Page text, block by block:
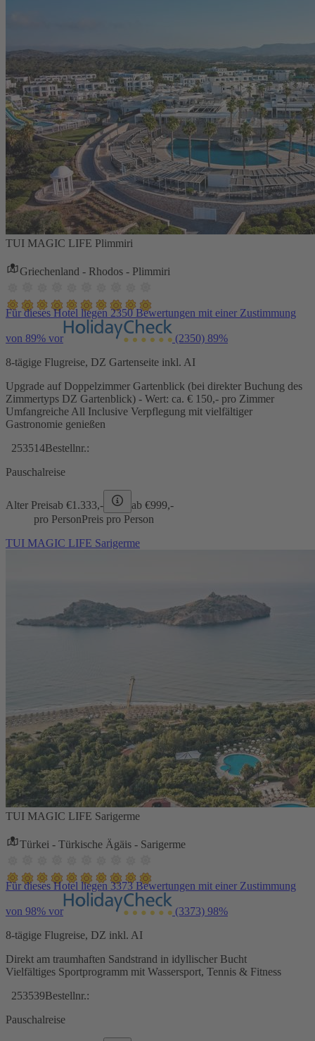
TUI MAGIC LIFE Plimmiri
Griechenland - Rhodos - Plimmiri
Für dieses Hotel liegen 2350 Bewertungen mit einer Zustimmung
von 89% vor (2350) 89%
8-tägige Flugreise, DZ Gartenseite inkl. AI
Upgrade auf Doppelzimmer Gartenblick (bei direkter Buchung des
Zimmertyps DZ Gartenblick) - Wert: ca. € 150,- pro Zimmer
Umfangreiche All Inclusive Verpflegung mit vielfältiger
Gastronomie genießen
253514Bestellnr.:
Pauschalreise
Alter Preisab €1.333,- ab €999,-
pro PersonPreis pro Person
TUI MAGIC LIFE Sarigerme
TUI MAGIC LIFE Sarigerme
Türkei - Türkische Ägäis - Sarigerme
Für dieses Hotel liegen 3373 Bewertungen mit einer Zustimmung
von 98% vor (3373) 98%
8-tägige Flugreise, DZ inkl. AI
Direkt am traumhaften Sandstrand in idyllischer Bucht
Vielfältiges Sportprogramm mit Wassersport, Tennis & Fitness
253539Bestellnr.:
Pauschalreise